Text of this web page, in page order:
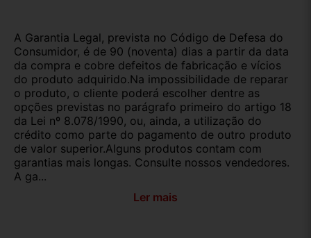
A Garantia Legal, prevista no Código de Defesa do
Consumidor, é de 90 (noventa) dias a partir da data
da compra e cobre defeitos de fabricação e vícios
do produto adquirido.Na impossibilidade de reparar
o produto, o cliente poderá escolher dentre as
opções previstas no parágrafo primeiro do artigo 18
da Lei nº 8.078/1990, ou, ainda, a utilização do
crédito como parte do pagamento de outro produto
de valor superior.Alguns produtos contam com
garantias mais longas. Consulte nossos vendedores.
A ga...
Ler mais